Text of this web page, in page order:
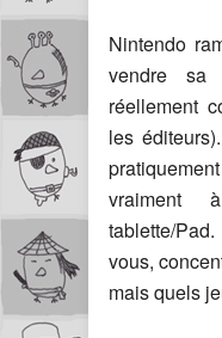
Nintendo
vendre sa
réellement
les
vraiment
tablette/
vous,
mais quels